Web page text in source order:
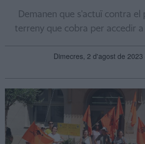
Demanen que s'actuï contra
terreny que cobra per accedir
Dimecres, 2 d'agost de 2023